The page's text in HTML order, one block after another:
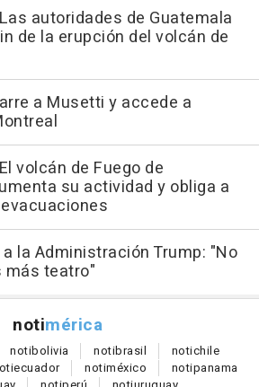
autoridades de Guatemala
de la erupción del volcán de
a Musetti y accede a
volcán de Fuego de
su actividad y obliga a
la Administración Trump: "No
teatro"
notimérica
notibolivia notibrasil notichile
ecuador notiméxico notipanama